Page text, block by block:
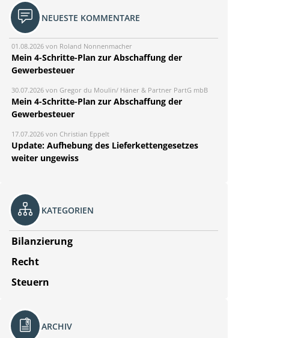
NEUESTE KOMMENTARE
01.08.2026 von Roland Nonnenmacher
Mein 4-Schritte-Plan zur Abschaffung der
Gewerbesteuer
30.07.2026 von Gregor du Moulin/ Häner & Partner PartG mbB
Mein 4-Schritte-Plan zur Abschaffung der
Gewerbesteuer
17.07.2026 von Christian Eppelt
Update: Aufhebung des Lieferkettengesetzes
weiter ungewiss
KATEGORIEN
Bilanzierung
Recht
Steuern
ARCHIV